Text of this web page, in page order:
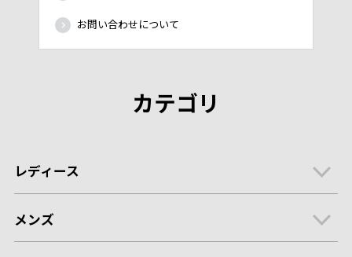
お問い合わせについて
カテゴリ
レディース
メンズ